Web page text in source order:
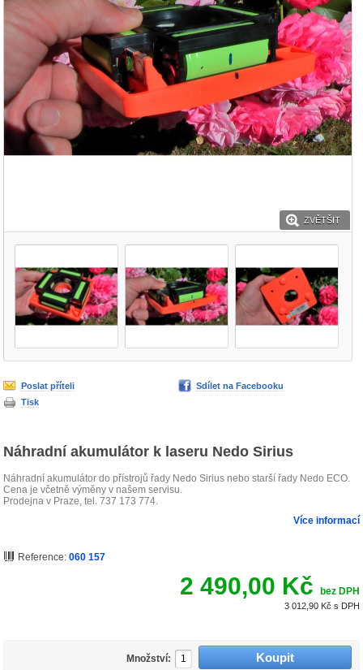
ZVĚTŠIT
Poslat příteli
Sdílet na Facebooku
Tisk
Náhradní akumulátor k laseru Nedo Sirius
Náhradní akumulátor do přístrojů řady Nedo Sirius nebo starší řady Nedo ECO.
Cena je včetně výměny v našem servisu.
Prodejna v Praze, tel. 737 173 774.
Více informací
Reference: 060 157
2 490,00 Kč bez DPH
3 012,90 Kč s DPH
Množství: